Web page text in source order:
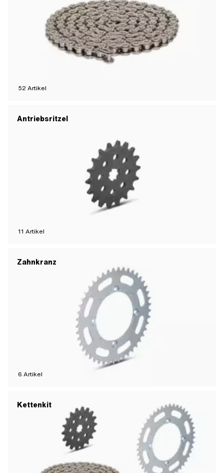
52 Artikel
Antriebsritzel
11 Artikel
Zahnkranz
6 Artikel
Kettenkit